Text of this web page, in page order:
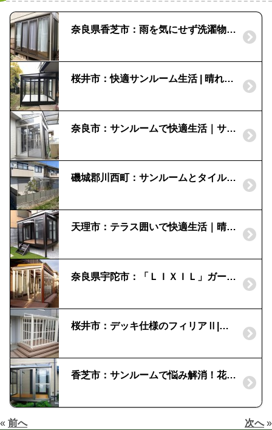
奈良県香芝市：雨を気にせず洗濯物を｜サンルーム 晴れもようwith
桜井市：快適サンルーム生活 | 晴れもよう(三協アルミ)
奈良市：サンルームで快適生活｜サニージュ
磯城郡川西町：サンルームとタイルテラス｜サニージュ
天理市：テラス囲いで快適生活｜晴れもようwith
奈良県宇陀市：「ＬＩＸＩＬ」ガーデンルーム ジーマ｜既存デッキ上に設置
桜井市：デッキ仕様のフィリアⅡ|ウッドデッキで広がる部屋
香芝市：サンルームで悩み解消！花粉症対策に|ニュー晴れもよう
« 前へ 次へ»